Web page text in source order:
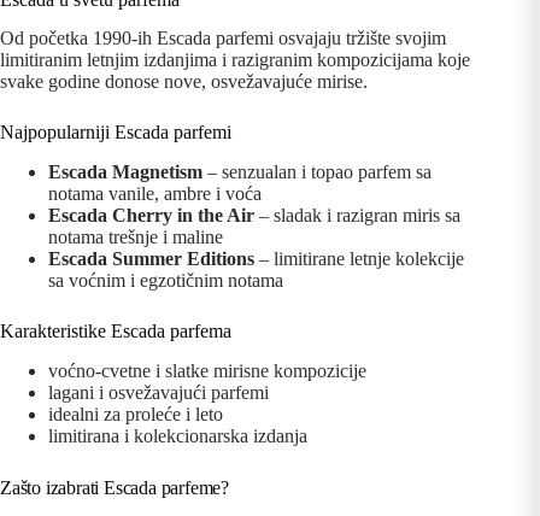
Od početka 1990-ih Escada parfemi osvajaju tržište svojim
limitiranim letnjim izdanjima i razigranim kompozicijama koje
svake godine donose nove, osvežavajuće mirise.
Najpopularniji Escada parfemi
Escada Magnetism – senzualan i topao parfem sa
notama vanile, ambre i voća
Escada Cherry in the Air – sladak i razigran miris sa
notama trešnje i maline
Escada Summer Editions – limitirane letnje kolekcije
sa voćnim i egzotičnim notama
Karakteristike Escada parfema
voćno-cvetne i slatke mirisne kompozicije
lagani i osvežavajući parfemi
idealni za proleće i leto
limitirana i kolekcionarska izdanja
Zašto izabrati Escada parfeme?